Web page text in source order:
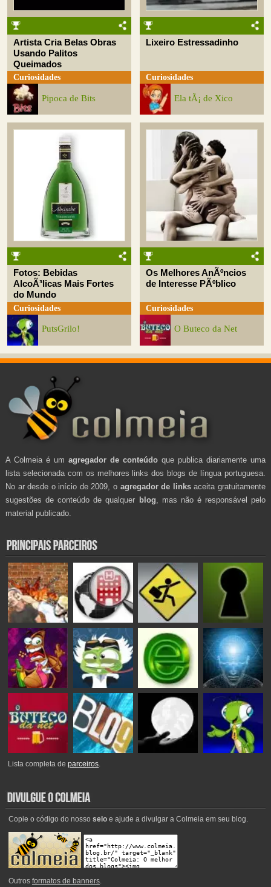
Artista Cria Belas Obras
Usando Palitos
Queimados
Curiosidades
Pipoca de Bits
Lixeiro Estressadinho
Curiosidades
Ela tÃ¡ de Xico
Fotos: Bebidas
AlcoÃ³licas Mais Fortes
do Mundo
Curiosidades
PutsGrilo!
Os Melhores AnÃºncios
de Interesse PÃºblico
Curiosidades
O Buteco da Net
A Colmeia é um agregador de conteúdo que publica diariamente uma
lista selecionada com os melhores links dos blogs de língua portuguesa.
No ar desde o início de 2009, o agregador de linksaceita gratuitamente
sugestões de conteúdo de qualquer blog , mas não é responsável pelo
material publicado.
Lista completa deparceiros.
Copie o código do nosso seloe ajude a divulgar a Colmeia em seu blog.
Outros formatos de banners.